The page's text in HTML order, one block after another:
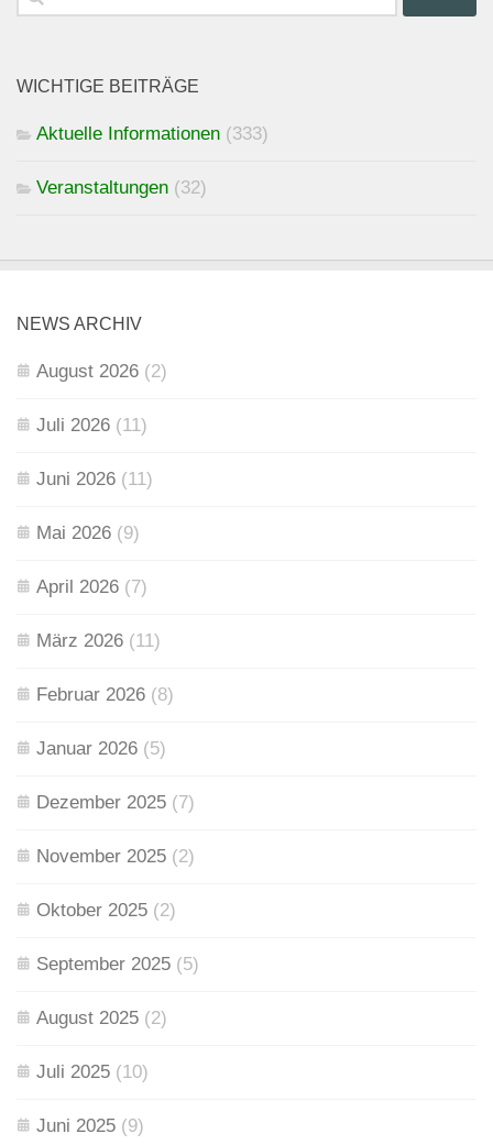
nach:
WICHTIGE BEITRÄGE
Aktuelle Informationen (333)
Veranstaltungen (32)
NEWS ARCHIV
August 2026 (2)
Juli 2026 (11)
Juni 2026 (11)
Mai 2026 (9)
April 2026 (7)
März 2026 (11)
Februar 2026 (8)
Januar 2026 (5)
Dezember 2025 (7)
November 2025 (2)
Oktober 2025 (2)
September 2025 (5)
August 2025 (2)
Juli 2025 (10)
Juni 2025 (9)